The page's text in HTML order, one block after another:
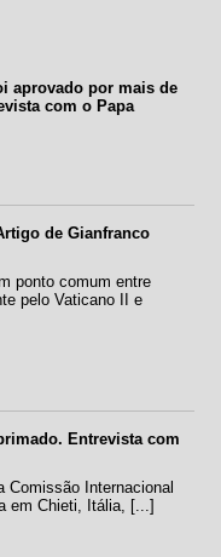
aprovado por mais de
com o Papa
de Gianfranco
ponto comum entre
pelo Vaticano II e
Entrevista com
Comissão Internacional
em Chieti, Itália, [...]